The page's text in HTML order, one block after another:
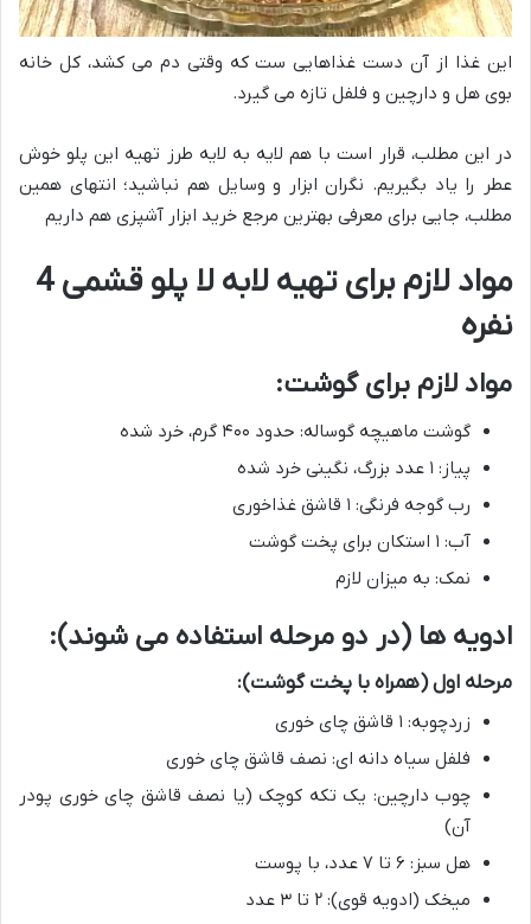
این غذا از آن دست غذاهایی ست که وقتی دم می کشد، کل خانه
بوی هل و دارچین و فلفل تازه می گیرد.
در این مطلب، قرار است با هم لایه به لایه طرز تهیه این پلو خوش
عطر را یاد بگیریم. نگران ابزار و وسایل هم نباشید؛ انتهای همین
مطلب، جایی برای معرفی بهترین مرجع خرید ابزار آشپزی هم داریم
مواد لازم برای تهیه لابه لا پلو قشمی 4
نفره
مواد لازم برای گوشت:
گوشت ماهیچه گوساله: حدود ۴۰۰ گرم، خرد شده
پیاز: ۱ عدد بزرگ، نگینی خرد شده
رب گوجه فرنگی: ۱ قاشق غذاخوری
آب: ۱ استکان برای پخت گوشت
نمک: به میزان لازم
ادویه ها (در دو مرحله استفاده می شوند):
مرحله اول (همراه با پخت گوشت):
زردچوبه: ۱ قاشق چای خوری
فلفل سیاه دانه ای: نصف قاشق چای خوری
چوب دارچین: یک تکه کوچک (یا نصف قاشق چای خوری پودر
آن)
هل سبز: ۶ تا ۷ عدد، با پوست
میخک (ادویه قوی): ۲ تا ۳ عدد